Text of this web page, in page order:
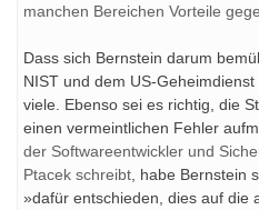
manchen Bereichen Vorteile
Dass sich Bernstein darum
NIST und dem US-
viele. Ebenso sei es richtig, die
einen vermeintlichen Fehler
der Softwareentwickler und
Ptacek schreibt , habe Bernstein
»dafür entschieden, dies auf die